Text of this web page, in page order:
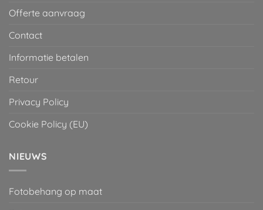
Offerte aanvraag
Contact
Informatie betalen
Retour
Privacy Policy
Cookie Policy (EU)
NIEUWS
Fotobehang op maat